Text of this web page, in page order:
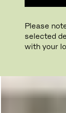
Please
selected
with your